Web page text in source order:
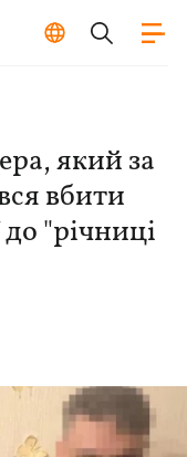
який за
вбити
"річниці